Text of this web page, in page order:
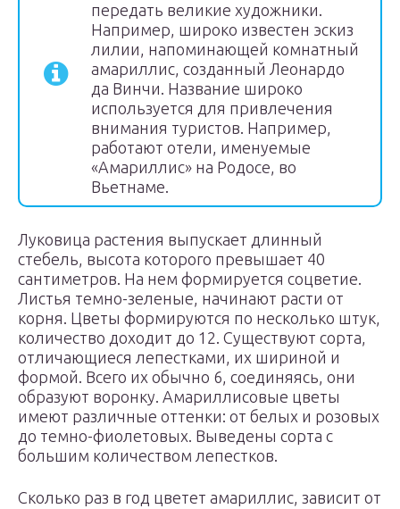
передать великие художники.
Например, широко известен эскиз
лилии, напоминающей комнатный
амариллис, созданный Леонардо
да Винчи. Название широко
используется для привлечения
внимания туристов. Например,
работают отели, именуемые
«Амариллис» на Родосе, во
Вьетнаме.
Луковица растения выпускает длинный
стебель, высота которого превышает 40
сантиметров. На нем формируется соцветие.
Листья темно-зеленые, начинают расти от
корня. Цветы формируются по несколько штук,
количество доходит до 12. Существуют сорта,
отличающиеся лепестками, их шириной и
формой. Всего их обычно 6, соединяясь, они
образуют воронку. Амариллисовые цветы
имеют различные оттенки: от белых и розовых
до темно-фиолетовых. Выведены сорта с
большим количеством лепестков.
Сколько раз в год цветет амариллис, зависит от